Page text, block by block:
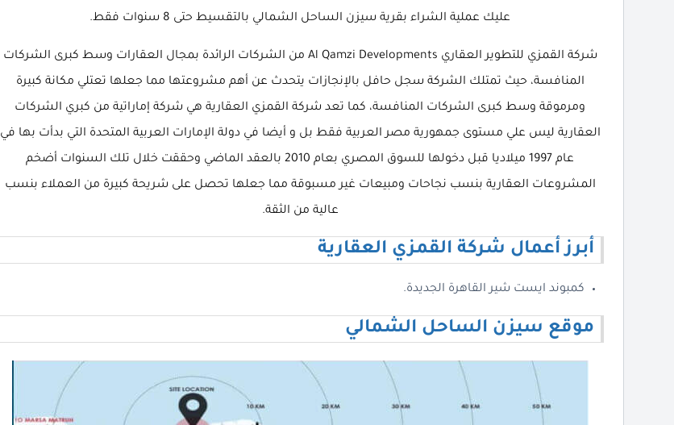
عليك عملية الشراء بقرية سيزن الساحل الشمالي بالتقسيط حتى 8 سنوات فقط.
شركة القمزي للتطوير العقاري Al Qamzi Developments من الشركات الرائدة بمجال العقارات وسط كبرى الشركات
المنافسة، حيث تمتلك الشركة سجل حافل بالإنجازات يتحدث عن أهم مشروعتها مما جعلها تعتلي مكانة كبيرة
ومرموقة وسط كبرى الشركات المنافسة، كما تعد شركة القمزي العقارية هي شركة إماراتية من كبري الشركات
العقارية ليس علي مستوى جمهورية مصر العربية فقط بل و أيضا في دولة الإمارات العربية المتحدة التي بدأت بها في
عام 1997 ميلاديا قبل دخولها للسوق المصري بعام 2010 بالعقد الماضي وحققت خلال تلك السنوات أضخم
المشروعات العقارية بنسب نجاحات ومبيعات غير مسبوقة مما جعلها تحصل على شريحة كبيرة من العملاء بنسب
عالية من الثقة.
أبرز أعمال شركة القمزي العقارية
كمبوند ايست شير القاهرة الجديدة.
موقع سيزن الساحل الشمالي